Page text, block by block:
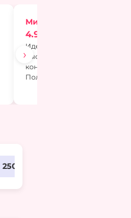
Михаил Степаненко
4.9
Идеальный вариант, когда
быстро усилить эффект от
контентной кампании.
Пользуюсь регулярно.
›
25000 шт.